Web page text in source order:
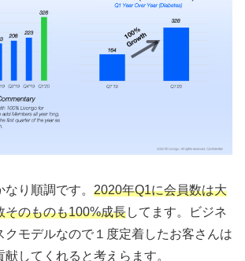
り順調です。 2020年Q1に会員数は大
そのものも100%成長してます。ビジネ
クモデルなので１度定着したお客さんは
してくれると考えらます。